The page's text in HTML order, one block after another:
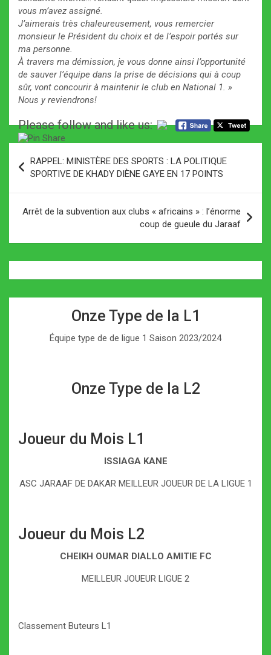
vous m’avez assigné.
J’aimerais très chaleureusement, vous remercier
monsieur le Président du choix et de l’espoir portés sur
ma personne.
À travers ma démission, je vous donne ainsi l’opportunité
de sauver l’équipe dans la prise de décisions qui à coup
sûr, vont concourir à maintenir le club en National 1. »
Nous y reviendrons!
Please follow and like us:
de
l’article
RAPPEL: MINISTÈRE DES SPORTS : LA POLITIQUE
SPORTIVE DE KHADY DIÈNE GAYE EN 17 POINTS
Arrêt de la subvention aux clubs « africains » : l’énorme
coup de gueule du Jaraaf
Onze Type de la L1
Équipe type de de ligue 1 Saison 2023/2024
Onze Type de la L2
Joueur du Mois L1
ISSIAGA KANE
ASC JARAAF DE DAKAR MEILLEUR JOUEUR DE LA LIGUE 1
Joueur du Mois L2
CHEIKH OUMAR DIALLO AMITIE FC
MEILLEUR JOUEUR LIGUE 2
Classement Buteurs L1